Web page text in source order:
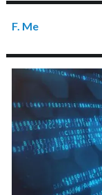
F. Me